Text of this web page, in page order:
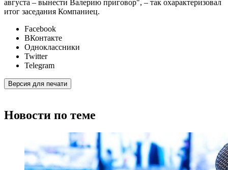
августа – вынести Валерию приговор", – так охарактеризовал
итог заседания Компаниец.
Facebook
ВКонтакте
Одноклассники
Twitter
Telegram
Версия для печати
Новости по теме